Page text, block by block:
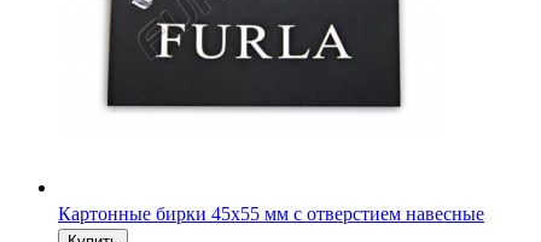
Картонные бирки 45х55 мм с отверстием навесные